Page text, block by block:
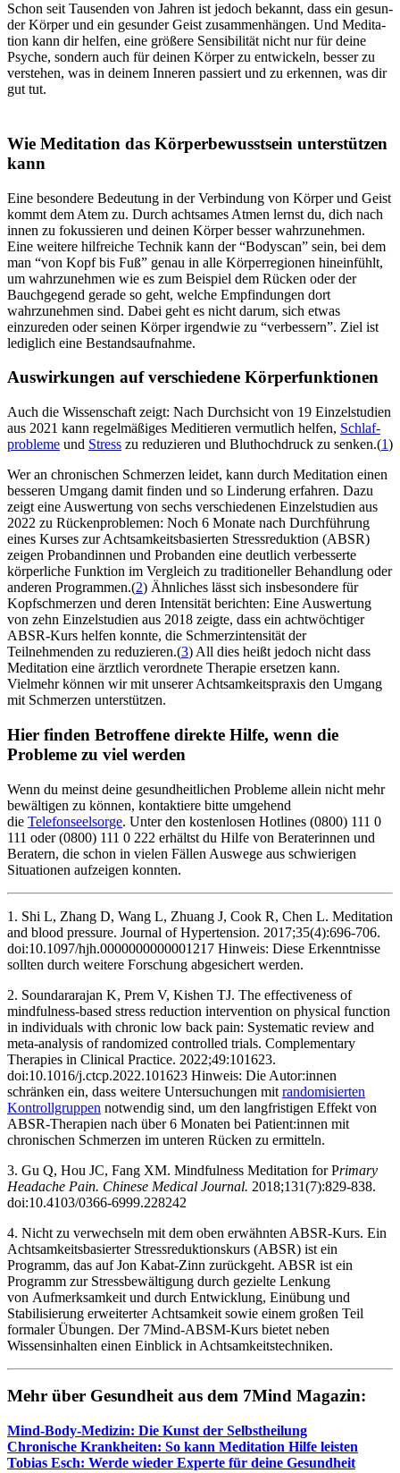
Schon seit Tau­sen­den von Jahren ist jedoch bekannt, dass ein gesun­
der Körper und ein gesun­der Geist zusam­men­hän­gen. Und Medi­ta­
tion kann dir helfen, eine grö­ßere Sen­si­bi­li­tät nicht nur für deine
Psyche, sondern auch für deinen Körper zu ent­wi­ckeln, besser zu
ver­ste­hen, was in deinem Inne­ren pas­siert und zu erken­nen, was dir
gut tut.
Wie Medi­ta­tion das Körperbewusstsein unterstützen
kann
Eine beson­dere Bedeu­tung in der Ver­bin­dung von Körper und Geist
kommt dem Atem zu. Durch acht­sa­mes Atmen lernst du, dich nach
innen zu fokus­sie­ren und deinen Körper besser wahrzunehmen.
Eine weitere hilfreiche Technik kann der “Bodyscan” sein, bei dem
man “von Kopf bis Fuß” genau in alle Körperregionen hineinfühlt,
um wahrzunehmen wie es zum Beispiel dem Rücken oder der
Bauchgegend gerade so geht, welche Empfindungen dort
wahrzunehmen sind. Dabei geht es nicht darum, sich etwas
einzureden oder seinen Körper irgendwie zu “verbessern”. Ziel ist
lediglich eine Bestandsaufnahme.
Auswirkungen auf verschiedene Körperfunktionen
Auch die Wissenschaft zeigt: Nach Durchsicht von 19 Einzelstudien
aus 2021 kann regelmäßiges Meditieren vermutlich helfen, Schlaf­
pro­ble­me und Stress zu reduzieren und Bluthochdruck zu senken.(1)
Wer an chronischen Schmerzen leidet, kann durch Meditation einen
besseren Umgang damit finden und so Linderung erfahren. Dazu
zeigt eine Auswertung von sechs verschiedenen Einzelstudien aus
2022 zu Rückenproblemen: Noch 6 Monate nach Durchführung
eines Kurses zur Achtsamkeitsbasierten Stressreduktion (ABSR)
zeigen Probandinnen und Probanden eine deutlich verbesserte
körperliche Funktion im Vergleich zu traditioneller Behandlung oder
anderen Programmen.(2) Ähnliches lässt sich insbesondere für
Kopfschmerzen und deren Intensität berichten: Eine Auswertung
von zehn Einzelstudien aus 2018 zeigte, dass ein achtwöchtiger
ABSR-Kurs helfen konnte, die Schmerzintensität der
Teilnehmenden zu reduzieren.(3) All dies heißt jedoch nicht dass
Meditation eine ärztlich verordnete Therapie ersetzen kann.
Vielmehr können wir mit unserer Achtsamkeitspraxis den Umgang
mit Schmerzen unterstützen.
Hier finden Betroffene direkte Hilfe, wenn die
Probleme zu viel werden
Wenn du meinst deine gesundheitlichen Probleme allein nicht mehr
bewältigen zu können, kontaktiere bitte umgehend
die Telefonseelsorge. Unter den kostenlosen Hotlines (0800) 111 0
111 oder (0800) 111 0 222 erhältst du Hilfe von Beraterinnen und
Beratern, die schon in vielen Fällen Auswege aus schwierigen
Situationen aufzeigen konnten.
1. Shi L, Zhang D, Wang L, Zhuang J, Cook R, Chen L. Meditation
and blood pressure. Journal of Hypertension. 2017;35(4):696-706.
doi:10.1097/hjh.0000000000001217 Hinweis: Diese Erkenntnisse
sollten durch weitere Forschung abgesichert werden.
2. Soundararajan K, Prem V, Kishen TJ. The effectiveness of
mindfulness-based stress reduction intervention on physical function
in individuals with chronic low back pain: Systematic review and
meta-analysis of randomized controlled trials. Complementary
Therapies in Clinical Practice. 2022;49:101623.
doi:10.1016/j.ctcp.2022.101623 ‌Hinweis: Die Autor:innen
schränken ein, dass weitere Untersuchungen mit randomisierten
Kontrollgruppen notwendig sind, um den langfristigen Effekt von
ABSR-Therapien nach über 6 Monaten bei Patient:innen mit
chronischen Schmerzen im unteren Rücken zu ermitteln.
3. Gu Q, Hou JC, Fang XM. Mindfulness Meditation for Primary
Headache Pain. Chinese Medical Journal. 2018;131(7):829-838.
doi:10.4103/0366-6999.228242
4. Nicht zu verwechseln mit dem oben erwähnten ABSR-Kurs. Ein
Achtsamkeitsbasierter Stressreduktionskurs (ABSR) ist ein
Programm, das auf Jon Kabat-Zinn zurückgeht. ABSR ist ein
Programm zur Stressbewältigung durch gezielte Lenkung
von Aufmerksamkeit und durch Entwicklung, Einübung und
Stabilisierung erweiterter Achtsamkeit sowie einem großen Teil
formaler Übungen. Der 7Mind-ABSM-Kurs bietet neben
Wissensinhalten einen Einblick in Achtsamkeitstechniken.
Mehr über Gesund­heit aus dem 7Mind Maga­zin:
Mind-Body-Medi­zin: Die Kunst der Selbst­hei­lung
Chro­ni­sche Krank­hei­ten: So kann Medi­ta­tion Hilfe leis­ten
Tobias Esch: Werde wieder Experte für deine Gesund­heit